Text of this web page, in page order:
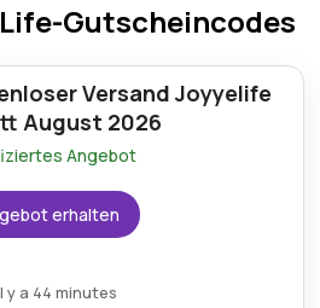
Gutscheincodes
Versand Joyyelife
August 2026
Angebot
erhalten
a 44 minutes